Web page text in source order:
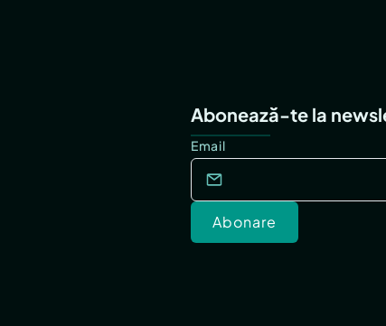
Abonează-te la
Email
Abonare